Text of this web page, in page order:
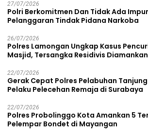
27/07/2026
Polri Berkomitmen Dan Tidak Ada
Pelanggaran Tindak Pidana Narkoba
26/07/2026
Polres Lamongan Ungkap Kasus
Masjid, Tersangka Residivis Diamankan
22/07/2026
Gerak Cepat Polres Pelabuhan
Pelaku Pelecehan Remaja di Surabaya
22/07/2026
Polres Probolinggo Kota Amankan 5
Pelempar Bondet di Mayangan